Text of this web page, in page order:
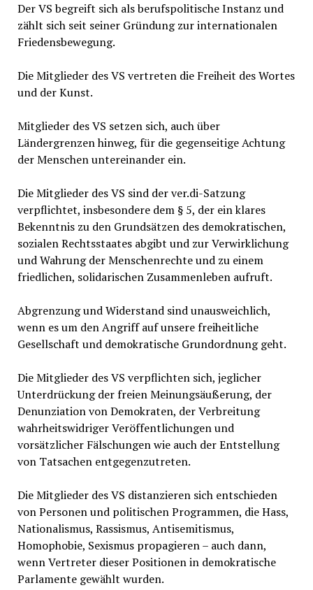
Der VS begreift sich als berufspolitische Instanz und
zählt sich seit seiner Gründung zur internationalen
Friedensbewegung.
Die Mitglieder des VS vertreten die Freiheit des Wortes
und der Kunst.
Mitglieder des VS setzen sich, auch über
Ländergrenzen hinweg, für die gegenseitige Achtung
der Menschen untereinander ein.
Die Mitglieder des VS sind der ver.di-Satzung
verpflichtet, insbesondere dem § 5, der ein klares
Bekenntnis zu den Grundsätzen des demokratischen,
sozialen Rechtsstaates abgibt und zur Verwirklichung
und Wahrung der Menschenrechte und zu einem
friedlichen, solidarischen Zusammenleben aufruft.
Abgrenzung und Widerstand sind unausweichlich,
wenn es um den Angriff auf unsere freiheitliche
Gesellschaft und demokratische Grundordnung geht.
Die Mitglieder des VS verpflichten sich, jeglicher
Unterdrückung der freien Meinungsäußerung, der
Denunziation von Demokraten, der Verbreitung
wahrheitswidriger Veröffentlichungen und
vorsätzlicher Fälschungen wie auch der Entstellung
von Tatsachen entgegenzutreten.
Die Mitglieder des VS distanzieren sich entschieden
von Personen und politischen Programmen, die Hass,
Nationalismus, Rassismus, Antisemitismus,
Homophobie, Sexismus propagieren – auch dann,
wenn Vertreter dieser Positionen in demokratische
Parlamente gewählt wurden.